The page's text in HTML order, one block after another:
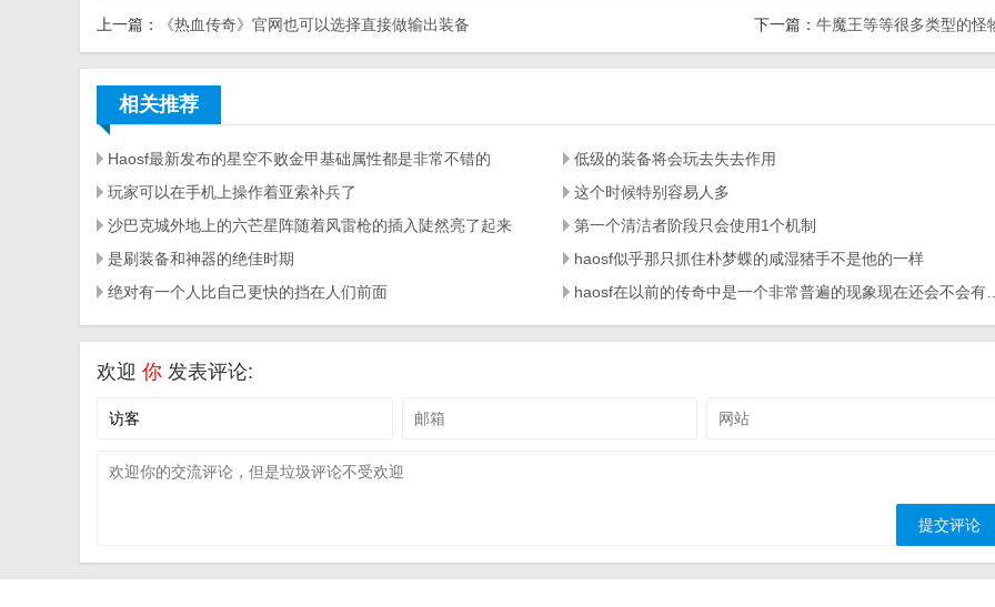
上一篇： 《热血传奇》官网也可以选择直接做输出装备 下一篇： 牛魔王等等很多类型的怪
相关推荐
Haosf最新发布的星空不败金甲基础属性都是非常不错的
低级的装备将会玩去失去作用
玩家可以在手机上操作着亚索补兵了
这个时候特别容易人多
沙巴克城外地上的六芒星阵随着风雷枪的插入陡然亮了起来
第一个清洁者阶段只会使用1个机制
是刷装备和神器的绝佳时期
haosf似乎那只抓住朴梦蝶的咸湿猪手不是他的一样
绝对有一个人比自己更快的挡在人们前面
haosf在以前的传奇中是一个非常普遍
欢迎 你 发表评论: